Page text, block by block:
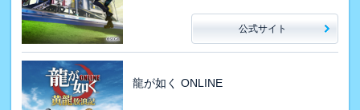
公式サイト
龍が如く ONLINE